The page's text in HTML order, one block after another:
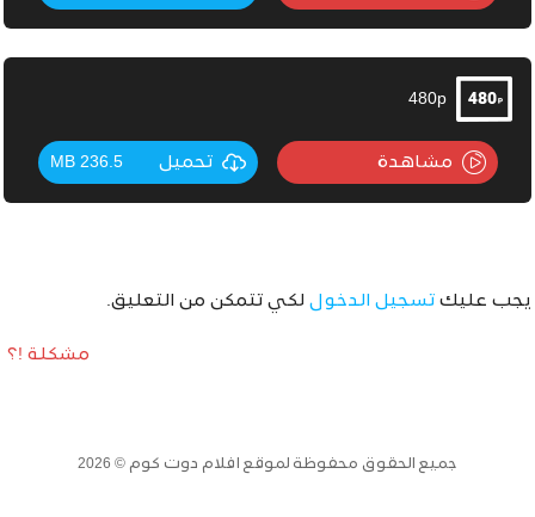
480p
مشاهدة تحميل 236.5 MB
يجب عليك تسجيل الدخول لكي تتمكن من التعليق.
مشكلة !؟
جميع الحقوق محفوظة لموقع افلام دوت كوم © 2026